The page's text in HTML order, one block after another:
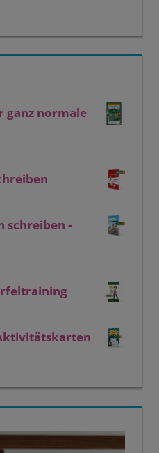
ganz normale
schreiben -